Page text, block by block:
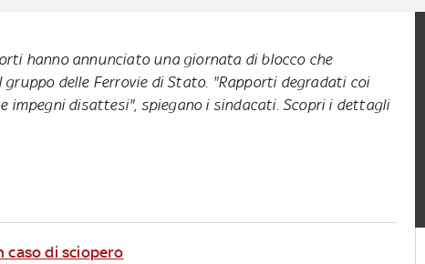
hanno annunciato una giornata di blocco che
delle Ferrovie di Stato. "Rapporti degradati coi
impegni disattesi", spiegano i sindacati. Scopri i dettagli
caso di sciopero